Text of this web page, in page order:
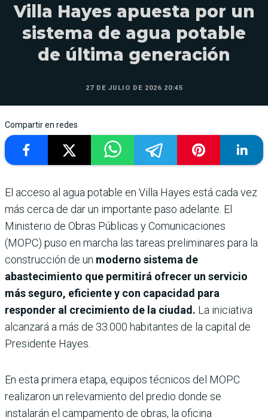
Villa Hayes apuesta por un
sistema de agua potable
de última generación
27 DE JULIO DE 2026 20:45
Compartir en redes
El acceso al agua potable en Villa Hayes está cada vez
más cerca de dar un importante paso adelante. El
Ministerio de Obras Públicas y Comunicaciones
(MOPC) puso en marcha las tareas preliminares para la
construcción de un moderno sistema de
abastecimiento que permitirá ofrecer un servicio
más seguro, eficiente y con capacidad para
responder al crecimiento de la ciudad. La iniciativa
alcanzará a más de 33.000 habitantes de la capital de
Presidente Hayes.
En esta primera etapa, equipos técnicos del MOPC
realizaron un relevamiento del predio donde se
instalarán el campamento de obras, la oficina